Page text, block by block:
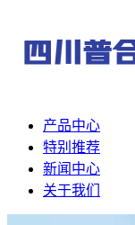
产品中心
特别推荐
新闻中心
关于我们